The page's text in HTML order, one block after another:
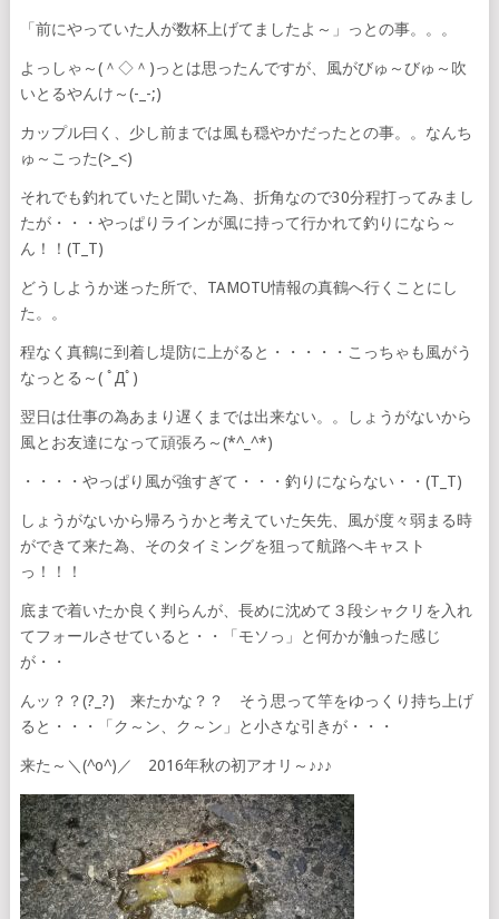
「前にやっていた人が数杯上げてましたよ～」っとの事。。。
よっしゃ～(＾◇＾)っとは思ったんですが、風がびゅ～びゅ～吹
いとるやんけ～(-_-;)
カップル曰く、少し前までは風も穏やかだったとの事。。なんち
ゅ～こった(>_<)
それでも釣れていたと聞いた為、折角なので30分程打ってみまし
たが・・・やっぱりラインが風に持って行かれて釣りになら～
ん！！(T_T)
どうしようか迷った所で、TAMOTU情報の真鶴へ行くことにし
た。。
程なく真鶴に到着し堤防に上がると・・・・・こっちゃも風がう
なっとる～( ﾟДﾟ)
翌日は仕事の為あまり遅くまでは出来ない。。しょうがないから
風とお友達になって頑張ろ～(*^_^*)
・・・・やっぱり風が強すぎて・・・釣りにならない・・(T_T)
しょうがないから帰ろうかと考えていた矢先、風が度々弱まる時
ができて来た為、そのタイミングを狙って航路へキャスト
っ！！！
底まで着いたか良く判らんが、長めに沈めて３段シャクリを入れ
てフォールさせていると・・「モソっ」と何かが触った感じ
が・・
んッ？？(?_?) 来たかな？？ そう思って竿をゆっくり持ち上げ
ると・・・「ク～ン、ク～ン」と小さな引きが・・・
来た～＼(^o^)／ 2016年秋の初アオリ～♪♪♪